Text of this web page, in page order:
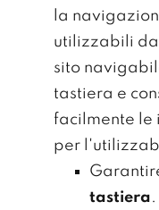
la
utilizzabili da
sito
tastiera e
facilmente le
per
tastiera.